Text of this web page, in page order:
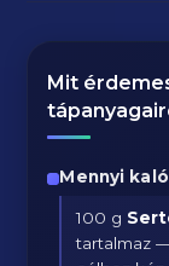
Mit
Mennyi
100 g
tartalmaz